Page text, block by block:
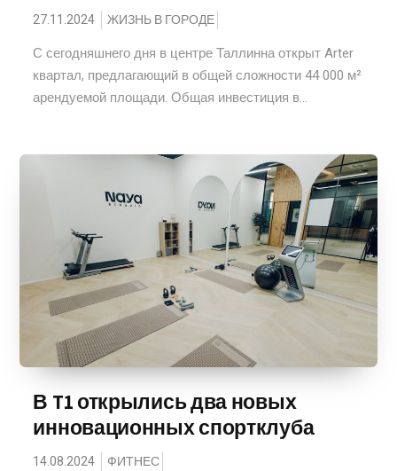
27.11.2024 ЖИЗНЬ В ГОРОДЕ
С сегодняшнего дня в центре Таллинна открыт Arter
квартал, предлагающий в общей сложности 44 000 м²
арендуемой площади. Общая инвестиция в...
В T1 открылись два новых
инновационных спортклуба
14.08.2024 ФИТНЕС